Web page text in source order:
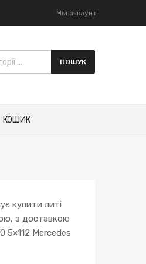
Мій аккаунт
ПОШУК
КОШИК
купити литі
з доставкою
5×112 Mercedes